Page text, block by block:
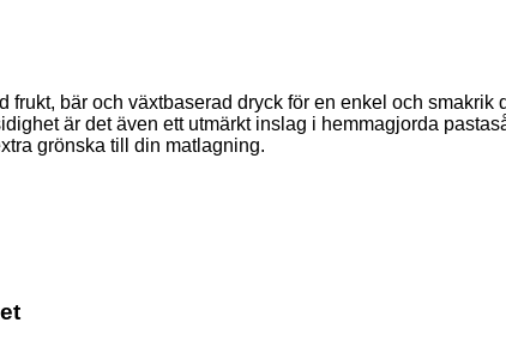
bär och växtbaserad dryck för en enkel och
är det även ett utmärkt inslag i hemmagjorda
grönska till din matlagning.